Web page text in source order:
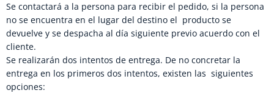
Se contactará a la persona para recibir el pedido, si la persona
no se encuentra en el lugar del destino el producto se
devuelve y se despacha al día siguiente previo acuerdo con el
cliente.
Se realizarán dos intentos de entrega. De no concretar la
entrega en los primeros dos intentos, existen las siguientes
opciones: